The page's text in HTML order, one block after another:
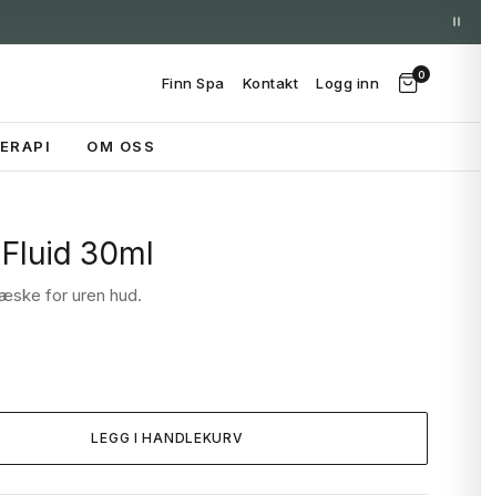
Finn Spa Kontakt Logg inn 0
OM OSS
30ml
for uren hud.
LEGG I HANDLEKURV